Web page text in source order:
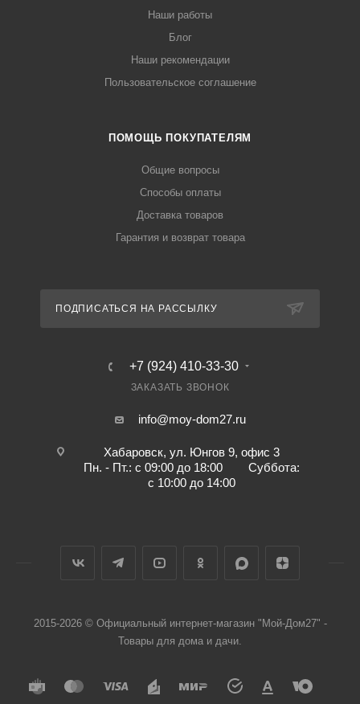
Наши работы
Блог
Наши рекомендации
Пользовательское соглашение
ПОМОЩЬ ПОКУПАТЕЛЯМ
Общие вопросы
Способы оплаты
Доставка товаров
Гарантия и возврат товара
ПОДПИСАТЬСЯ НА РАССЫЛКУ
+7 (924) 410-33-30
ЗАКАЗАТЬ ЗВОНОК
info@moy-dom27.ru
Хабаровск, ул. Юнгов 9, офис 3
Пн. - Пт.: с 09:00 до 18:00 Суббота:
с 10:00 до 14:00
2015-2026 © Официальный интернет-магазин "Мой-Дом27" -
Товары для дома и дачи.